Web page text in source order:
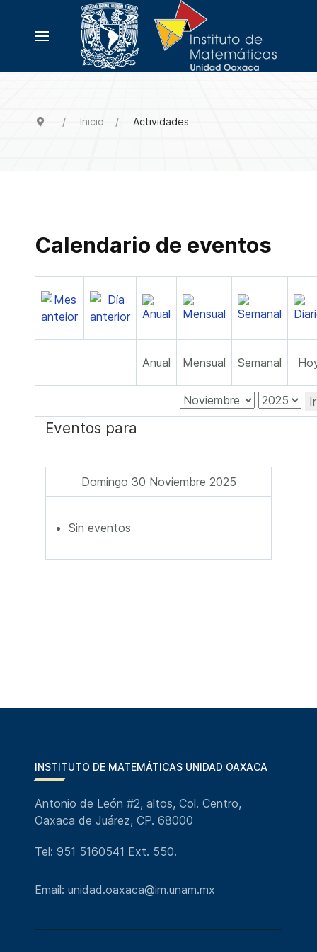
Inicio Actividades
Calendario de eventos
Anual Mensual Semanal
Eventos para
Domingo 30 Noviembre 2025
Sin eventos
INSTITUTO DE MATEMÁTICAS UNIDAD OAXACA
Antonio de León #2, altos, Col. Centro,
Oaxaca de Juárez, CP. 68000
Tel: 951 5160541 Ext. 550.
Email: unidad.oaxaca@im.unam.mx